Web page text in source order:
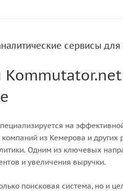
сервисы
на
из Кемерова и других
Одним из ключевых
и увеличения выручки.
поисковая система, но и